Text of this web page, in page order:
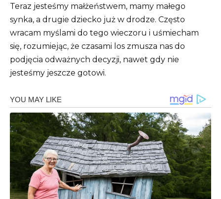
Teraz jesteśmy małżeństwem, mamy małego
synka, a drugie dziecko już w drodze. Często
wracam myślami do tego wieczoru i uśmiecham
się, rozumiejąc, że czasami los zmusza nas do
podjęcia odważnych decyzji, nawet gdy nie
jesteśmy jeszcze gotowi.